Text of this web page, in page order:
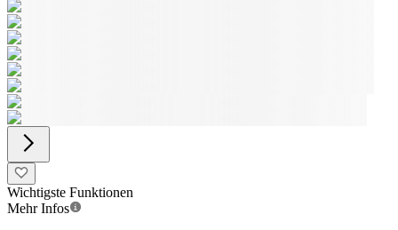
Wichtigste Funktionen
Mehr Infos